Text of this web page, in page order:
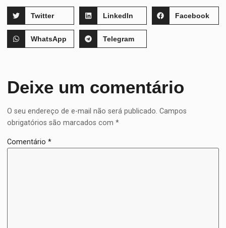
Twitter LinkedIn Facebook
WhatsApp Telegram
Deixe um comentário
O seu endereço de e-mail não será publicado. Campos
obrigatórios são marcados com*
Comentário*